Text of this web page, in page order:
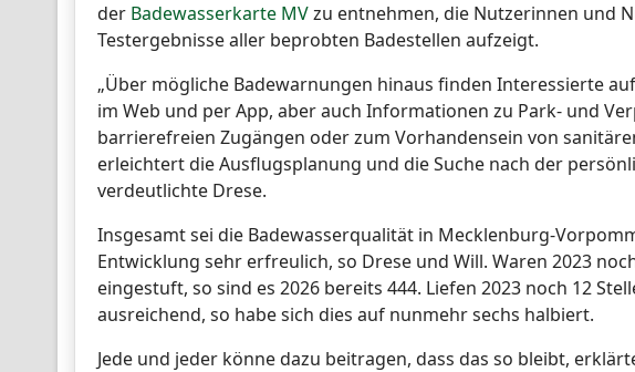
der Badewasserkarte MVzu entnehmen, die Nutzerinnen und
Testergebnisse aller beprobten Badestellen aufzeigt.
„Über mögliche Badewarnungen hinaus finden Interessierte
im Web und per App, aber auch Informationen zu Park- und
barrierefreien Zugängen oder zum Vorhandensein von
erleichtert die Ausflugsplanung und die Suche nach der
verdeutlichte Drese.
Insgesamt sei die Badewasserqualität in Mecklenburg-
Entwicklung sehr erfreulich, so Drese und Will. Waren 2023
eingestuft, so sind es 2026 bereits 444. Liefen 2023 noch 12
ausreichend, so habe sich dies auf nunmehr sechs halbiert.
Jede und jeder könne dazu beitragen, dass das so bleibt,